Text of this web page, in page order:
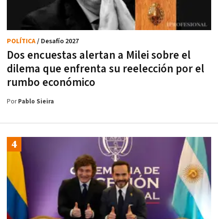
Dos encuestas alertan a Milei sobre el
dilema que enfrenta su reelección por el
rumbo económico
POLÍTICA/ Desafío 2027
PorPablo Sieira